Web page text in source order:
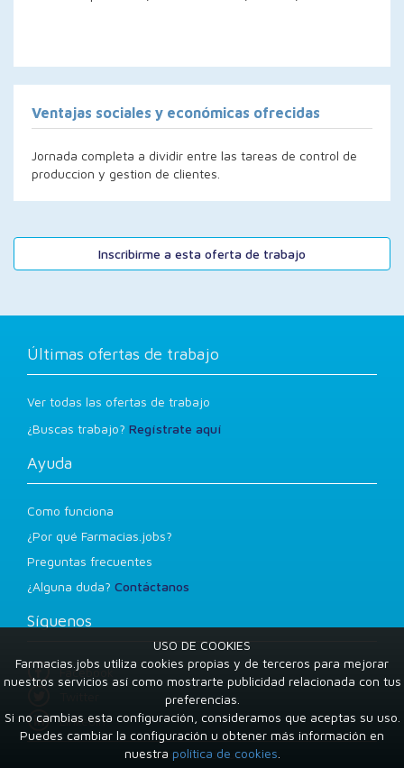
Ventajas sociales y económicas ofrecidas
Jornada completa a dividir entre las tareas de control de
produccion y gestion de clientes.
Inscribirme a esta oferta de trabajo
Últimas ofertas de trabajo
Ver todas las ofertas de trabajo
¿Buscas trabajo? Regístrate aquí
Ayuda
Como funciona
¿Por qué Farmacias.jobs?
Preguntas frecuentes
¿Alguna duda? Contáctanos
Síguenos
Facebook
LinkedIn
Condiciones de uso
USO DE COOKIES
Farmacias.jobs utiliza cookies propias y de terceros para mejorar
nuestros servicios así como mostrarte publicidad relacionada con tus
preferencias.
Si no cambias esta configuración, consideramos que aceptas su uso.
Puedes cambiar la configuración u obtener más información en
nuestra política de cookies